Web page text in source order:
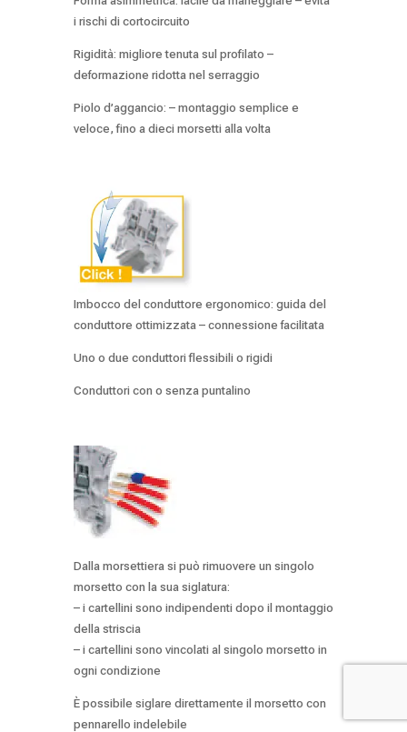
i rischi di cortocircuito
Rigidità: migliore tenuta sul profilato –
deformazione ridotta nel serraggio
Piolo d’aggancio: – montaggio semplice e
veloce, fino a dieci morsetti alla volta
Imbocco del conduttore ergonomico: guida del
conduttore ottimizzata – connessione facilitata
Uno o due conduttori flessibili o rigidi
Conduttori con o senza puntalino
Dalla morsettiera si può rimuovere un singolo
morsetto con la sua siglatura:
– i cartellini sono indipendenti dopo il montaggio
della striscia
– i cartellini sono vincolati al singolo morsetto in
ogni condizione
È possibile siglare direttamente il morsetto con
pennarello indelebile